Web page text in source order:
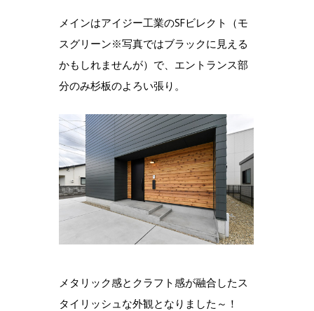
メインはアイジー工業のSFビレクト（モ
スグリーン※写真ではブラックに見える
かもしれませんが）で、エントランス部
分のみ杉板のよろい張り。
メタリック感とクラフト感が融合したス
タイリッシュな外観となりました～！